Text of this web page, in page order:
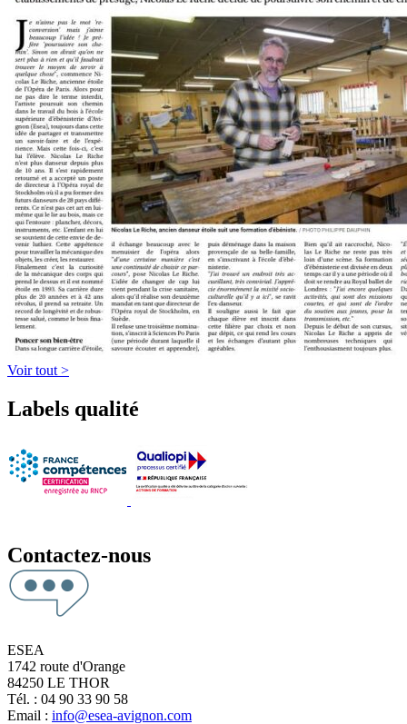
Voir tout >
Labels qualité
Contactez-nous
ESEA
1742 route d'Orange
84250 LE THOR
Tél. : 04 90 33 90 58
Email : info@esea-avignon.com